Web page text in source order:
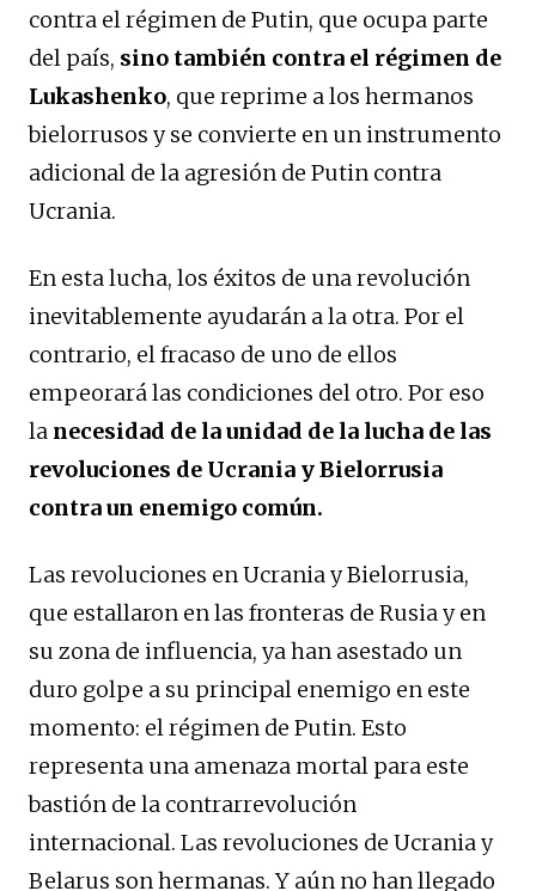
contra el régimen de Putin, que ocupa parte
del país, sino también contra el régimen de
Lukashenko, que reprime a los hermanos
bielorrusos y se convierte en un instrumento
adicional de la agresión de Putin contra
Ucrania.
En esta lucha, los éxitos de una revolución
inevitablemente ayudarán a la otra. Por el
contrario, el fracaso de uno de ellos
empeorará las condiciones del otro. Por eso
la necesidad de la unidad de la lucha de las
revoluciones de Ucrania y Bielorrusia
contra un enemigo común.
Las revoluciones en Ucrania y Bielorrusia,
que estallaron en las fronteras de Rusia y en
su zona de influencia, ya han asestado un
duro golpe a su principal enemigo en este
momento: el régimen de Putin. Esto
representa una amenaza mortal para este
bastión de la contrarrevolución
internacional. Las revoluciones de Ucrania y
Belarus son hermanas. Y aún no han llegado